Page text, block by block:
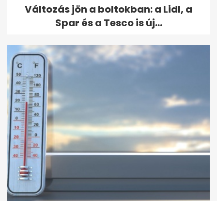
Változás jön a boltokban: a Lidl, a
Spar és a Tesco is új...